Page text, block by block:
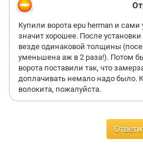
Купили ворота epu herman и сами
значит хорошее. После
везде одинаковой толщины
уменьшена аж в 2 раза!). Потом
ворота поставили так, что
доплачивать немало надо было.
волокита, пожалуйста.